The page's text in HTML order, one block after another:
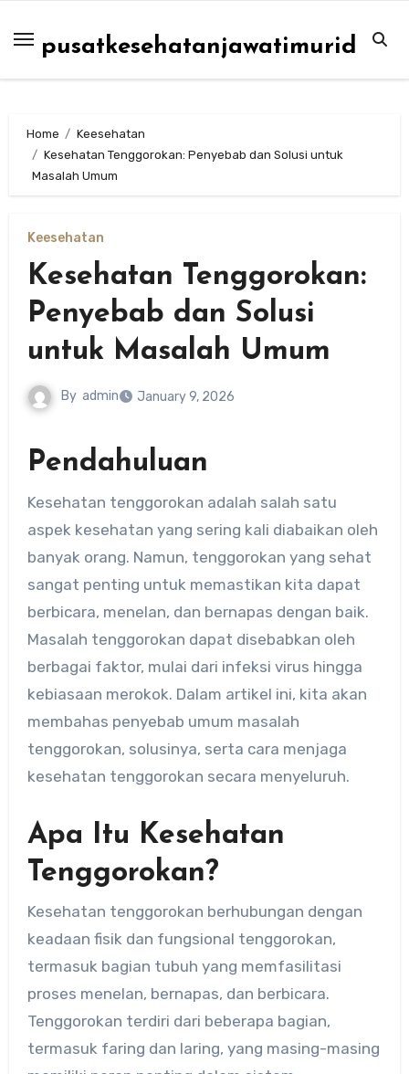
content
pusatkesehatanjawatimurid
Home
Keesehatan
Kesehatan Tenggorokan: Penyebab dan Solusi untuk
Masalah Umum
Keesehatan
Kesehatan Tenggorokan:
Penyebab dan Solusi
untuk Masalah Umum
By admin January 9, 2026
Pendahuluan
Kesehatan tenggorokan adalah salah satu
aspek kesehatan yang sering kali diabaikan oleh
banyak orang. Namun, tenggorokan yang sehat
sangat penting untuk memastikan kita dapat
berbicara, menelan, dan bernapas dengan baik.
Masalah tenggorokan dapat disebabkan oleh
berbagai faktor, mulai dari infeksi virus hingga
kebiasaan merokok. Dalam artikel ini, kita akan
membahas penyebab umum masalah
tenggorokan, solusinya, serta cara menjaga
kesehatan tenggorokan secara menyeluruh.
Apa Itu Kesehatan
Tenggorokan?
Kesehatan tenggorokan berhubungan dengan
keadaan fisik dan fungsional tenggorokan,
termasuk bagian tubuh yang memfasilitasi
proses menelan, bernapas, dan berbicara.
Tenggorokan terdiri dari beberapa bagian,
termasuk faring dan laring, yang masing-masing